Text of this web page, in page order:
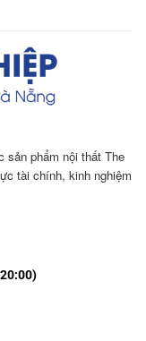
sản phẩm nội thất The
tài chính, kinh nghiệm